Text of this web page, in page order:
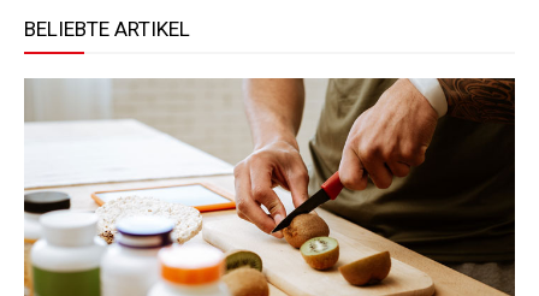
BELIEBTE ARTIKEL